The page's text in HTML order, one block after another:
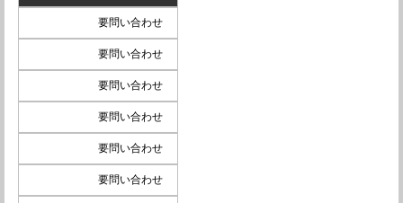
要問い合わせ
要問い合わせ
要問い合わせ
要問い合わせ
要問い合わせ
要問い合わせ